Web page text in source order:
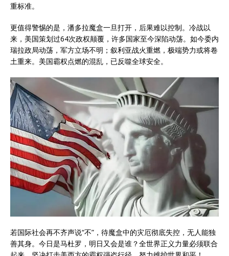
重标准。
更值得警惕的是，潘多拉魔盒一旦打开，后果难以控制。冷战以
来，美国策划过64次政权颠覆，许多国家至今深陷动荡。如今委内
瑞拉政局动荡，军方立场不明；叙利亚战火重燃，极端势力或将卷
土重来。美国霸权点燃的混乱，已反噬全球安全。
若国际社会再不齐声说“不”，待魔盒中的灾厄彻底失控，无人能独
善其身。今日是马杜罗，明日又会是谁？全世界正义力量必须联合